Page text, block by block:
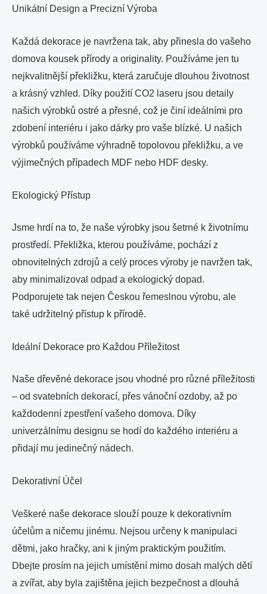
Unikátní Design a Precizní Výroba
Každá dekorace je navržena tak, aby přinesla do vašeho
domova kousek přírody a originality. Používáme jen tu
nejkvalitnější překližku, která zaručuje dlouhou životnost
a krásný vzhled. Díky použití CO2 laseru jsou detaily
našich výrobků ostré a přesné, což je činí ideálními pro
zdobení interiéru i jako dárky pro vaše blízké. U našich
výrobků používáme výhradně topolovou překližku, a ve
výjimečných případech MDF nebo HDF desky.
Ekologický Přístup
Jsme hrdí na to, že naše výrobky jsou šetrné k životnímu
prostředí. Překližka, kterou používáme, pochází z
obnovitelných zdrojů a celý proces výroby je navržen tak,
aby minimalizoval odpad a ekologický dopad.
Podporujete tak nejen Českou řemeslnou výrobu, ale
také udržitelný přístup k přírodě.
Ideální Dekorace pro Každou Příležitost
Naše dřevěné dekorace jsou vhodné pro různé příležitosti
– od svatebních dekorací, přes vánoční ozdoby, až po
každodenní zpestření vašeho domova. Díky
univerzálnímu designu se hodí do každého interiéru a
přidají mu jedinečný nádech.
Dekorativní Účel
Veškeré naše dekorace slouží pouze k dekorativním
účelům a ničemu jinému. Nejsou určeny k manipulaci
dětmi, jako hračky, ani k jiným praktickým použitím.
Dbejte prosím na jejich umístění mimo dosah malých dětí
a zvířat, aby byla zajištěna jejich bezpečnost a dlouhá